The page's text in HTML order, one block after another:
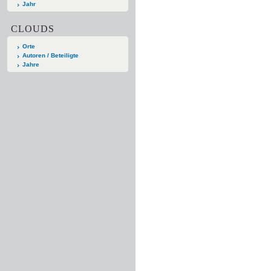
Jahr
CLOUDS
Orte
Autoren / Beteiligte
Jahre